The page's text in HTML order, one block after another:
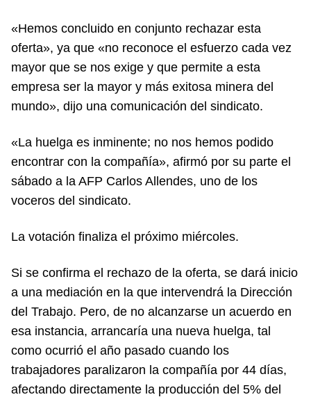
«Hemos concluido en conjunto rechazar esta
oferta», ya que «no reconoce el esfuerzo cada vez
mayor que se nos exige y que permite a esta
empresa ser la mayor y más exitosa minera del
mundo», dijo una comunicación del sindicato.
«La huelga es inminente; no nos hemos podido
encontrar con la compañía», afirmó por su parte el
sábado a la AFP Carlos Allendes, uno de los
voceros del sindicato.
La votación finaliza el próximo miércoles.
Si se confirma el rechazo de la oferta, se dará inicio
a una mediación en la que intervendrá la Dirección
del Trabajo. Pero, de no alcanzarse un acuerdo en
esa instancia, arrancaría una nueva huelga, tal
como ocurrió el año pasado cuando los
trabajadores paralizaron la compañía por 44 días,
afectando directamente la producción del 5% del